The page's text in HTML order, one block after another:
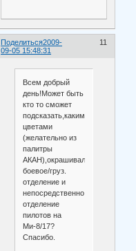
Поделиться 11
2009-
09-05 15:48:31
Всем добрый
день!Может быть
кто то сможет
подсказать,какими
цветами
(желательно из
палитры
АКАН),окрашивалось
боевое/груз.
отделение и
непосредственно
отделение
пилотов на
Ми-8/17?
Спасибо.